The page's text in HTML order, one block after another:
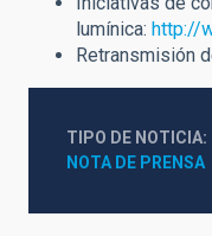
lumínica: http://
Retransmisión
TIPO DE NOTICIA
NOTA DE PRENSA